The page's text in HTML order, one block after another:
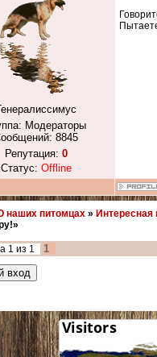
Модераторы
8845
Репутация: 0
Статус: Offline
наших питомцах »
1 из 1
1